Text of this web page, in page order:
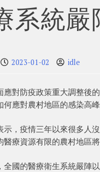
系統嚴
2023-01-02 idle
對防疫政策重大調整後
應對農村地區的感染高峰
，疫情三年以來很多人
療資源有限的農村地區將
國的醫療衛生系統嚴陣